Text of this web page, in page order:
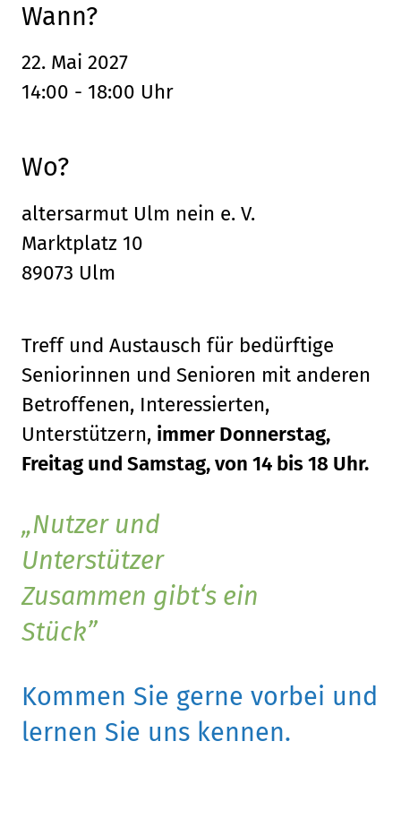
Wann?
22. Mai 2027
14:00 - 18:00 Uhr
Wo?
altersarmut Ulm nein e. V.
Marktplatz 10
89073 Ulm
Treff und Austausch für bedürftige
Seniorinnen und Senioren mit anderen
Betroffenen, Interessierten,
Unterstützern, immer Donnerstag,
Freitag und Samstag, von 14 bis 18 Uhr.
Nutzer und
Unterstützer
Zusammen gibt‘s ein
Stück
Kommen Sie gerne vorbei und
lernen Sie uns kennen.